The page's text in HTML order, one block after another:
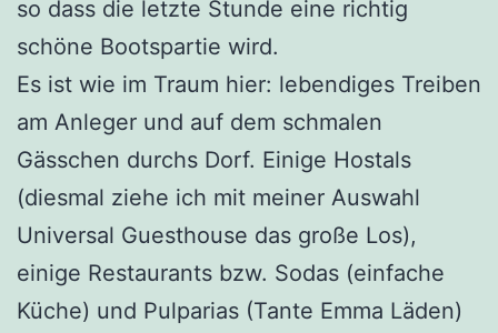
so dass die letzte Stunde eine richtig
schöne Bootspartie wird.
Es ist wie im Traum hier: lebendiges Treiben
am Anleger und auf dem schmalen
Gässchen durchs Dorf. Einige Hostals
(diesmal ziehe ich mit meiner Auswahl
Universal Guesthouse das große Los),
einige Restaurants bzw. Sodas (einfache
Küche) und Pulparias (Tante Emma Läden)